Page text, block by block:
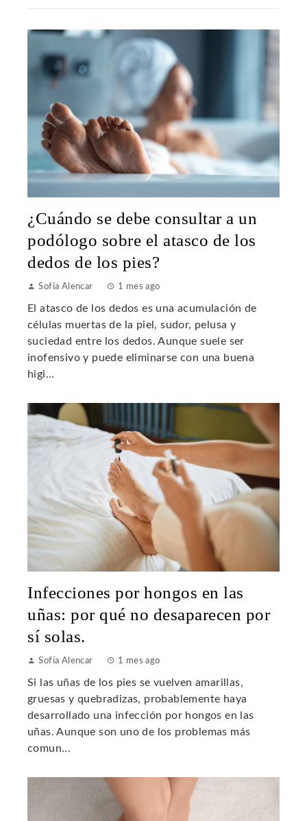
¿Cuándo se debe consultar a un
podólogo sobre el atasco de los
dedos de los pies?
Sofía Alencar 1 mes ago
El atasco de los dedos es una acumulación de
células muertas de la piel, sudor, pelusa y
suciedad entre los dedos. Aunque suele ser
inofensivo y puede eliminarse con una buena
higi...
Infecciones por hongos en las
uñas: por qué no desaparecen por
sí solas.
Sofía Alencar 1 mes ago
Si las uñas de los pies se vuelven amarillas,
gruesas y quebradizas, probablemente haya
desarrollado una infección por hongos en las
uñas. Aunque son uno de los problemas más
comun...